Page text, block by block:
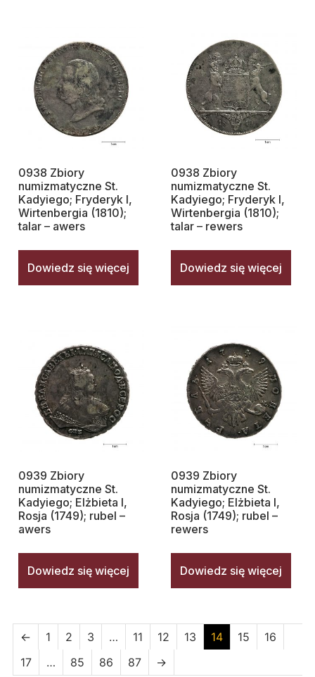
0938 Zbiory
numizmatyczne St.
Kadyiego; Fryderyk I,
Wirtenbergia (1810);
talar – awers
Dowiedz się więcej
0938 Zbiory
numizmatyczne St.
Kadyiego; Fryderyk I,
Wirtenbergia (1810);
talar – rewers
Dowiedz się więcej
0939 Zbiory
numizmatyczne St.
Kadyiego; Elżbieta I,
Rosja (1749); rubel –
awers
Dowiedz się więcej
0939 Zbiory
numizmatyczne St.
Kadyiego; Elżbieta I,
Rosja (1749); rubel –
rewers
Dowiedz się więcej
← 1 2 3 … 11 12 13 14 15
16
17
… 85 86 87 →